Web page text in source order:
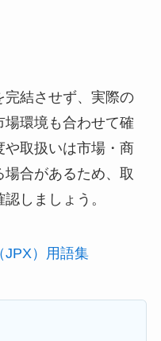
完結させず、実際の
環境も合わせて確
取扱いは市場・商
合があるため、取
しましょう。
JPX）用語集